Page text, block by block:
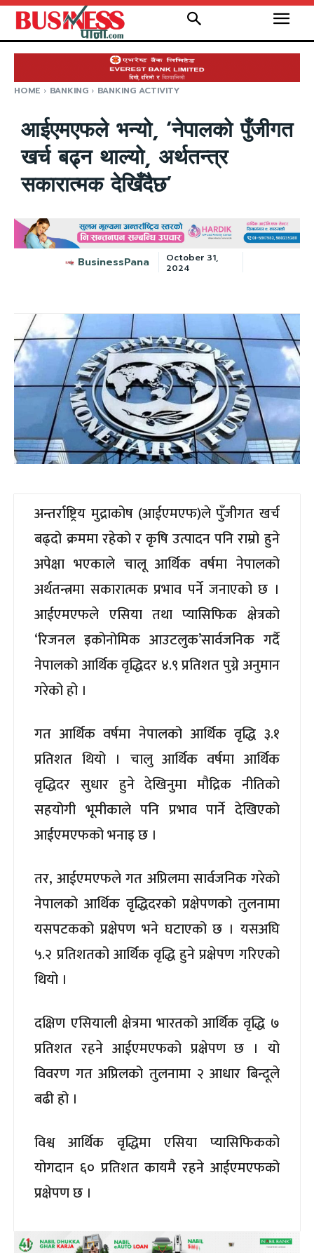
HOME BANKING BANKING ACTIVITY
आईएमएफले भन्यो, ‘नेपालको पुँजीगत
खर्च बढ्न थाल्यो, अर्थतन्त्र
सकारात्मक देखिँदैछ’
BusinessPana
October 31,
2024
अन्तर्राष्ट्रिय मुद्राकोष (आईएमएफ)ले पुँजीगत खर्च
बढ्दो क्रममा रहेको र कृषि उत्पादन पनि राम्रो हुने
अपेक्षा भएकाले चालू आर्थिक वर्षमा नेपालको
अर्थतन्त्रमा सकारात्मक प्रभाव पर्ने जनाएको छ ।
आईएमएफले एसिया तथा प्यासिफिक क्षेत्रको
‘रिजनल इकोनोमिक आउटलुक’सार्वजनिक गर्दै
नेपालको आर्थिक वृद्धिदर ४.९ प्रतिशत पुग्ने अनुमान
गरेको हो ।
गत आर्थिक वर्षमा नेपालको आर्थिक वृद्धि ३.१
प्रतिशत थियो । चालु आर्थिक वर्षमा आर्थिक
वृद्धिदर सुधार हुने देखिनुमा मौद्रिक नीतिको
सहयोगी भूमीकाले पनि प्रभाव पार्ने देखिएको
आईएमएफको भनाइ छ ।
तर, आईएमएफले गत अप्रिलमा सार्वजनिक गरेको
नेपालको आर्थिक वृद्धिदरको प्रक्षेपणको तुलनामा
यसपटकको प्रक्षेपण भने घटाएको छ । यसअघि
५.२ प्रतिशतको आर्थिक वृद्धि हुने प्रक्षेपण गरिएको
थियो ।
दक्षिण एसियाली क्षेत्रमा भारतको आर्थिक वृद्धि ७
प्रतिशत रहने आईएमएफको प्रक्षेपण छ । यो
विवरण गत अप्रिलको तुलनामा २ आधार बिन्दूले
बढी हो ।
विश्व आर्थिक वृद्धिमा एसिया प्यासिफिकको
योगदान ६० प्रतिशत कायमै रहने आईएमएफको
प्रक्षेपण छ ।